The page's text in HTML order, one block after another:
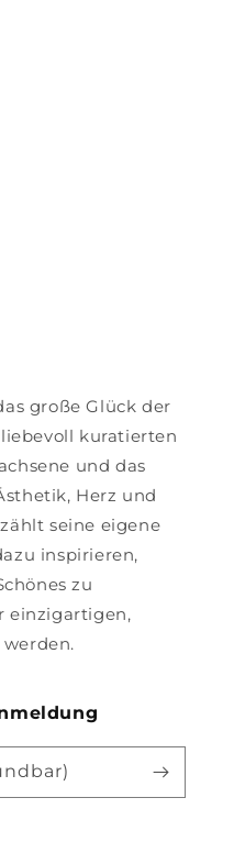
große Glück der
kuratierten
und das
Herz und
seine eigene
inspirieren,
zu
einzigartigen,